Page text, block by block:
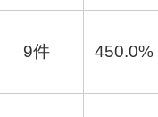
9件 450.0%